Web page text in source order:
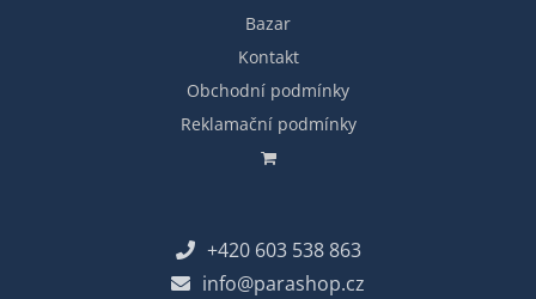
Bazar
Kontakt
Obchodní podmínky
Reklamační podmínky
+420 603 538 863
info@parashop.cz